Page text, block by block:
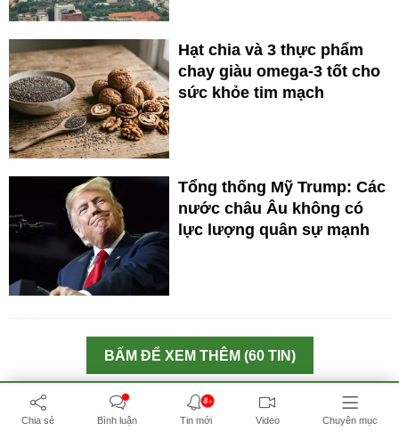
Hạt chia và 3 thực phẩm
chay giàu omega-3 tốt cho
sức khỏe tim mạch
Tổng thống Mỹ Trump: Các
nước châu Âu không có
lực lượng quân sự mạnh
BẤM ĐỂ XEM THÊM (60 TIN)
THÔNG TIN NƯỚC NGA
Chia sẻ Bình luận
8+
Tin mới Video Chuyên mục